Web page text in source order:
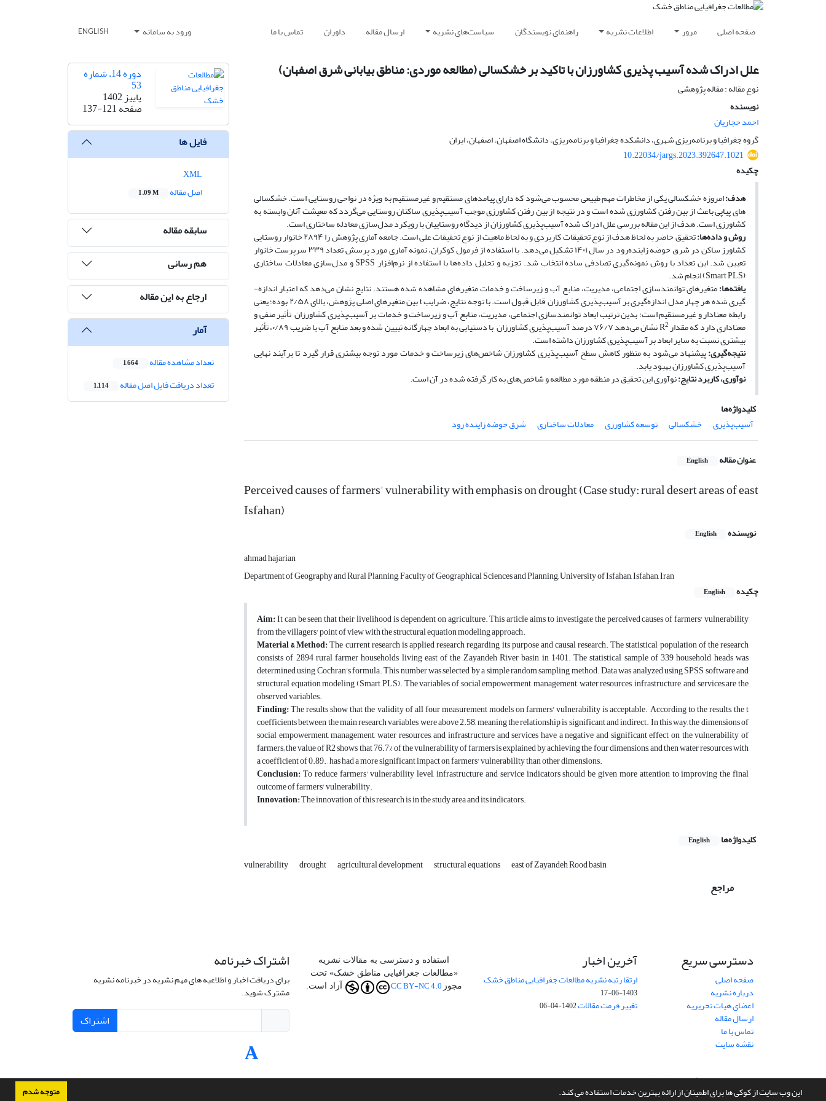
این وب سایت از کوکی ها برای اطمینان از ارائه بهترین خدمات استفاده می کند. متوجه شدم
صفحه اصلی مرور اطلاعات نشریه راهنمای نویسندگان سیاست‌های نشریه ارسال مقاله داوران تماس با ما ورود به سامانه ENGLISH
علل ادراک شده آسیب پذیری کشاورزان با تاکید بر خشکسالی (مطالعه موردی: مناطق بیابانی شرق اصفهان)
نوع مقاله : مقاله پژوهشی
نویسنده
احمد حجاریان
گروه جغرافیا و برنامه‌ریزی شهری، دانشکده جغرافیا و برنامه‌ریزی، دانشگاه اصفهان، اصفهان، ایران
10.22034/jargs.2023.392647.1021
چکیده
هدف:امروزه خشکسالی یکی از مخاطرات مهم طبیعی محسوب می­‌شود که دارای پیامدهای مستقیم و غیرمستقیم به ویژه در نواحی روستایی است. خشکسالی­‌
های پیاپی باعث از بین رفتن کشاورزی شده است و در نتیجه از بین رفتن کشاورزی موجب آسیب­‌پذیری ساکنان روستایی می‌­گردد که معیشت آنان وابسته به
کشاورزی است. هدف از این مقاله بررسی علل ادراک شده آسیب‌­پذیری کشاورزان از دیدگاه روستاییان با رویکرد مدل­‌سازی معادله‌ ساختاری است.
روش و داده‌­ها: تحقیق حاضر به لحاظ هدف از نوع تحقیقات کاربردی و به لحاظ ماهیت از نوع تحقیقات علی است. جامعه آماری پژوهش را ۲۸۹۴ خانوار روستایی
کشاورز ساکن در شرق حوضه زاینده‌رود در سال ۱۴۰۱ تشکیل می‌­دهد. با استفاده از فرمول کوکران، نمونه آماری مورد پرسش تعداد ۳۳۹ سرپرست خانوار
تعیین شد. این تعداد با روش نمونه­‌گیری تصادفی ساده انتخاب شد. تجزیه و تحلیل داده‌­ها با استفاده از نرم‌افزار SPSS و مدل­‌سازی معادلات ساختاری
(Smart PLS) انجام شد.
یافته‌­ها:متغیرهای توانمندسازی اجتماعی، مدیریت، منابع آب و زیرساخت و خدمات متغیرهای مشاهده شده هستند. نتایج نشان می‌­دهد که اعتبار اندازه‌­
گیری شده هر چهار مدل اندازه‌­گیری بر آسیب‌پذیری کشاورزان قابل قبول است. با توجه نتایج، ضرایب t بین متغیرهای اصلی پژوهش، بالای ۲/۵۸ بوده؛ یعنی
رابطه معنادار و غیرمستقیم است؛ بدین ترتیب ابعاد توانمندسازی اجتماعی، مدیریت، منابع آب و زیرساخت و خدمات بر آسیب­‌پذیری کشاورزان تأثیر منفی و
معناداری دارد که مقدار R2 نشان می‌دهد ۷۶/۷ درصد آسیب‌پذیری کشاورزان با دستیابی به ابعاد چهارگانه تبیین شده و بعد منابع آب با ضریب ۰/۸۹، تأثیر
بیشتری نسبت به سایر ابعاد بر آسیب‌پذیری کشاورزان داشته است.
نتیجه‌­گیری:پیشنهاد می­‌شود به منظور کاهش سطح آسیب­‌پذیری کشاورزان شاخص­‌های زیرساخت و خدمات مورد توجه بیشتری قرار گیرد تا برآیند نهایی
آسیب­‌پذیری کشاورزان بهبود یابد.
نوآوری، کاربرد نتایج:نوآوری این تحقیق در منطقه مورد مطالعه و شاخص‌­های به کار گرفته شده در آن است.
کلیدواژه‌ها
آسیب‌پذیری
خشکسالی توسعه کشاورزی معادلات ساختاری شرق حوضه زاینده رود
عنوان مقاله English
Perceived causes of farmers' vulnerability with emphasis on drought (Case study: rural desert areas of east
Isfahan)
نویسنده English
ahmad hajarian
Department of Geography and Rural Planning, Faculty of Geographical Sciences and Planning, University of Isfahan, Isfahan, Iran
چکیده
English
Aim:It can be seen that their livelihood is dependent on agriculture. This article aims to investigate the perceived causes of farmers' vulnerability
from the villagers' point of view with the structural equation modeling approach.
Material & Method:The current research is applied research regarding its purpose and causal research. The statistical population of the research
consists of 2894 rural farmer households living east of the Zayandeh River basin in 1401. The statistical sample of 339 household heads was
determined using Cochran's formula. This number was selected by a simple random sampling method. Data was analyzed using SPSS software and
structural equation modeling (Smart PLS). The variables of social empowerment, management, water resources, infrastructure, and services are the
observed variables.
Finding:The results show that the validity of all four measurement models on farmers' vulnerability is acceptable. According to the results, the t
coefficients between the main research variables were above 2.58, meaning the relationship is significant and indirect. In this way, the dimensions of
social empowerment, management, water resources, and infrastructure and services have a negative and significant effect on the vulnerability of
farmers; the value of R2 shows that 76.7% of the vulnerability of farmers is explained by achieving the four dimensions, and then water resources with
a coefficient of 0.89. , has had a more significant impact on farmers' vulnerability than other dimensions.
Conclusion:To reduce farmers' vulnerability level, infrastructure and service indicators should be given more attention to improving the final
outcome of farmers' vulnerability.
Innovation:The innovation of this research is in the study area and its indicators.
کلیدواژه‌ها English
vulnerability drought agricultural development structural equations east of Zayandeh Rood basin
مراجع
دوره 14، شماره
53
پاییز 1402
صفحه137-121
فایل ها
اصل مقاله
1.09 M
سابقه مقاله
هم رسانی
ارجاع به این مقاله
آمار
تعداد مشاهده مقاله 1,664
تعداد دریافت فایل اصل مقاله 1,114
دسترسی سریع
صفحه اصلی
درباره نشریه
اعضای هیات تحریریه
ارسال مقاله
تماس با ما
نقشه سایت
آخرین اخبار
ارتقا رتبه نشریه مطالعات جفرافیایی مناطق خشک
1403-06-17
تغییر فرمت مقالات1402-04-06
استفاده و دسترسی به مقالات نشریه
«مطالعات جغرافیایی مناطق خشک» تحت
مجوز CC BY-NC 4.0 آزاد است.
اشتراک خبرنامه
برای دریافت اخبار و اطلاعیه های مهم نشریه در خبرنامه نشریه
مشترک شوید.
اشتراک
سامانه مدیریت نشریات علمی.طراحی و پیاده سازی ازسیناوب